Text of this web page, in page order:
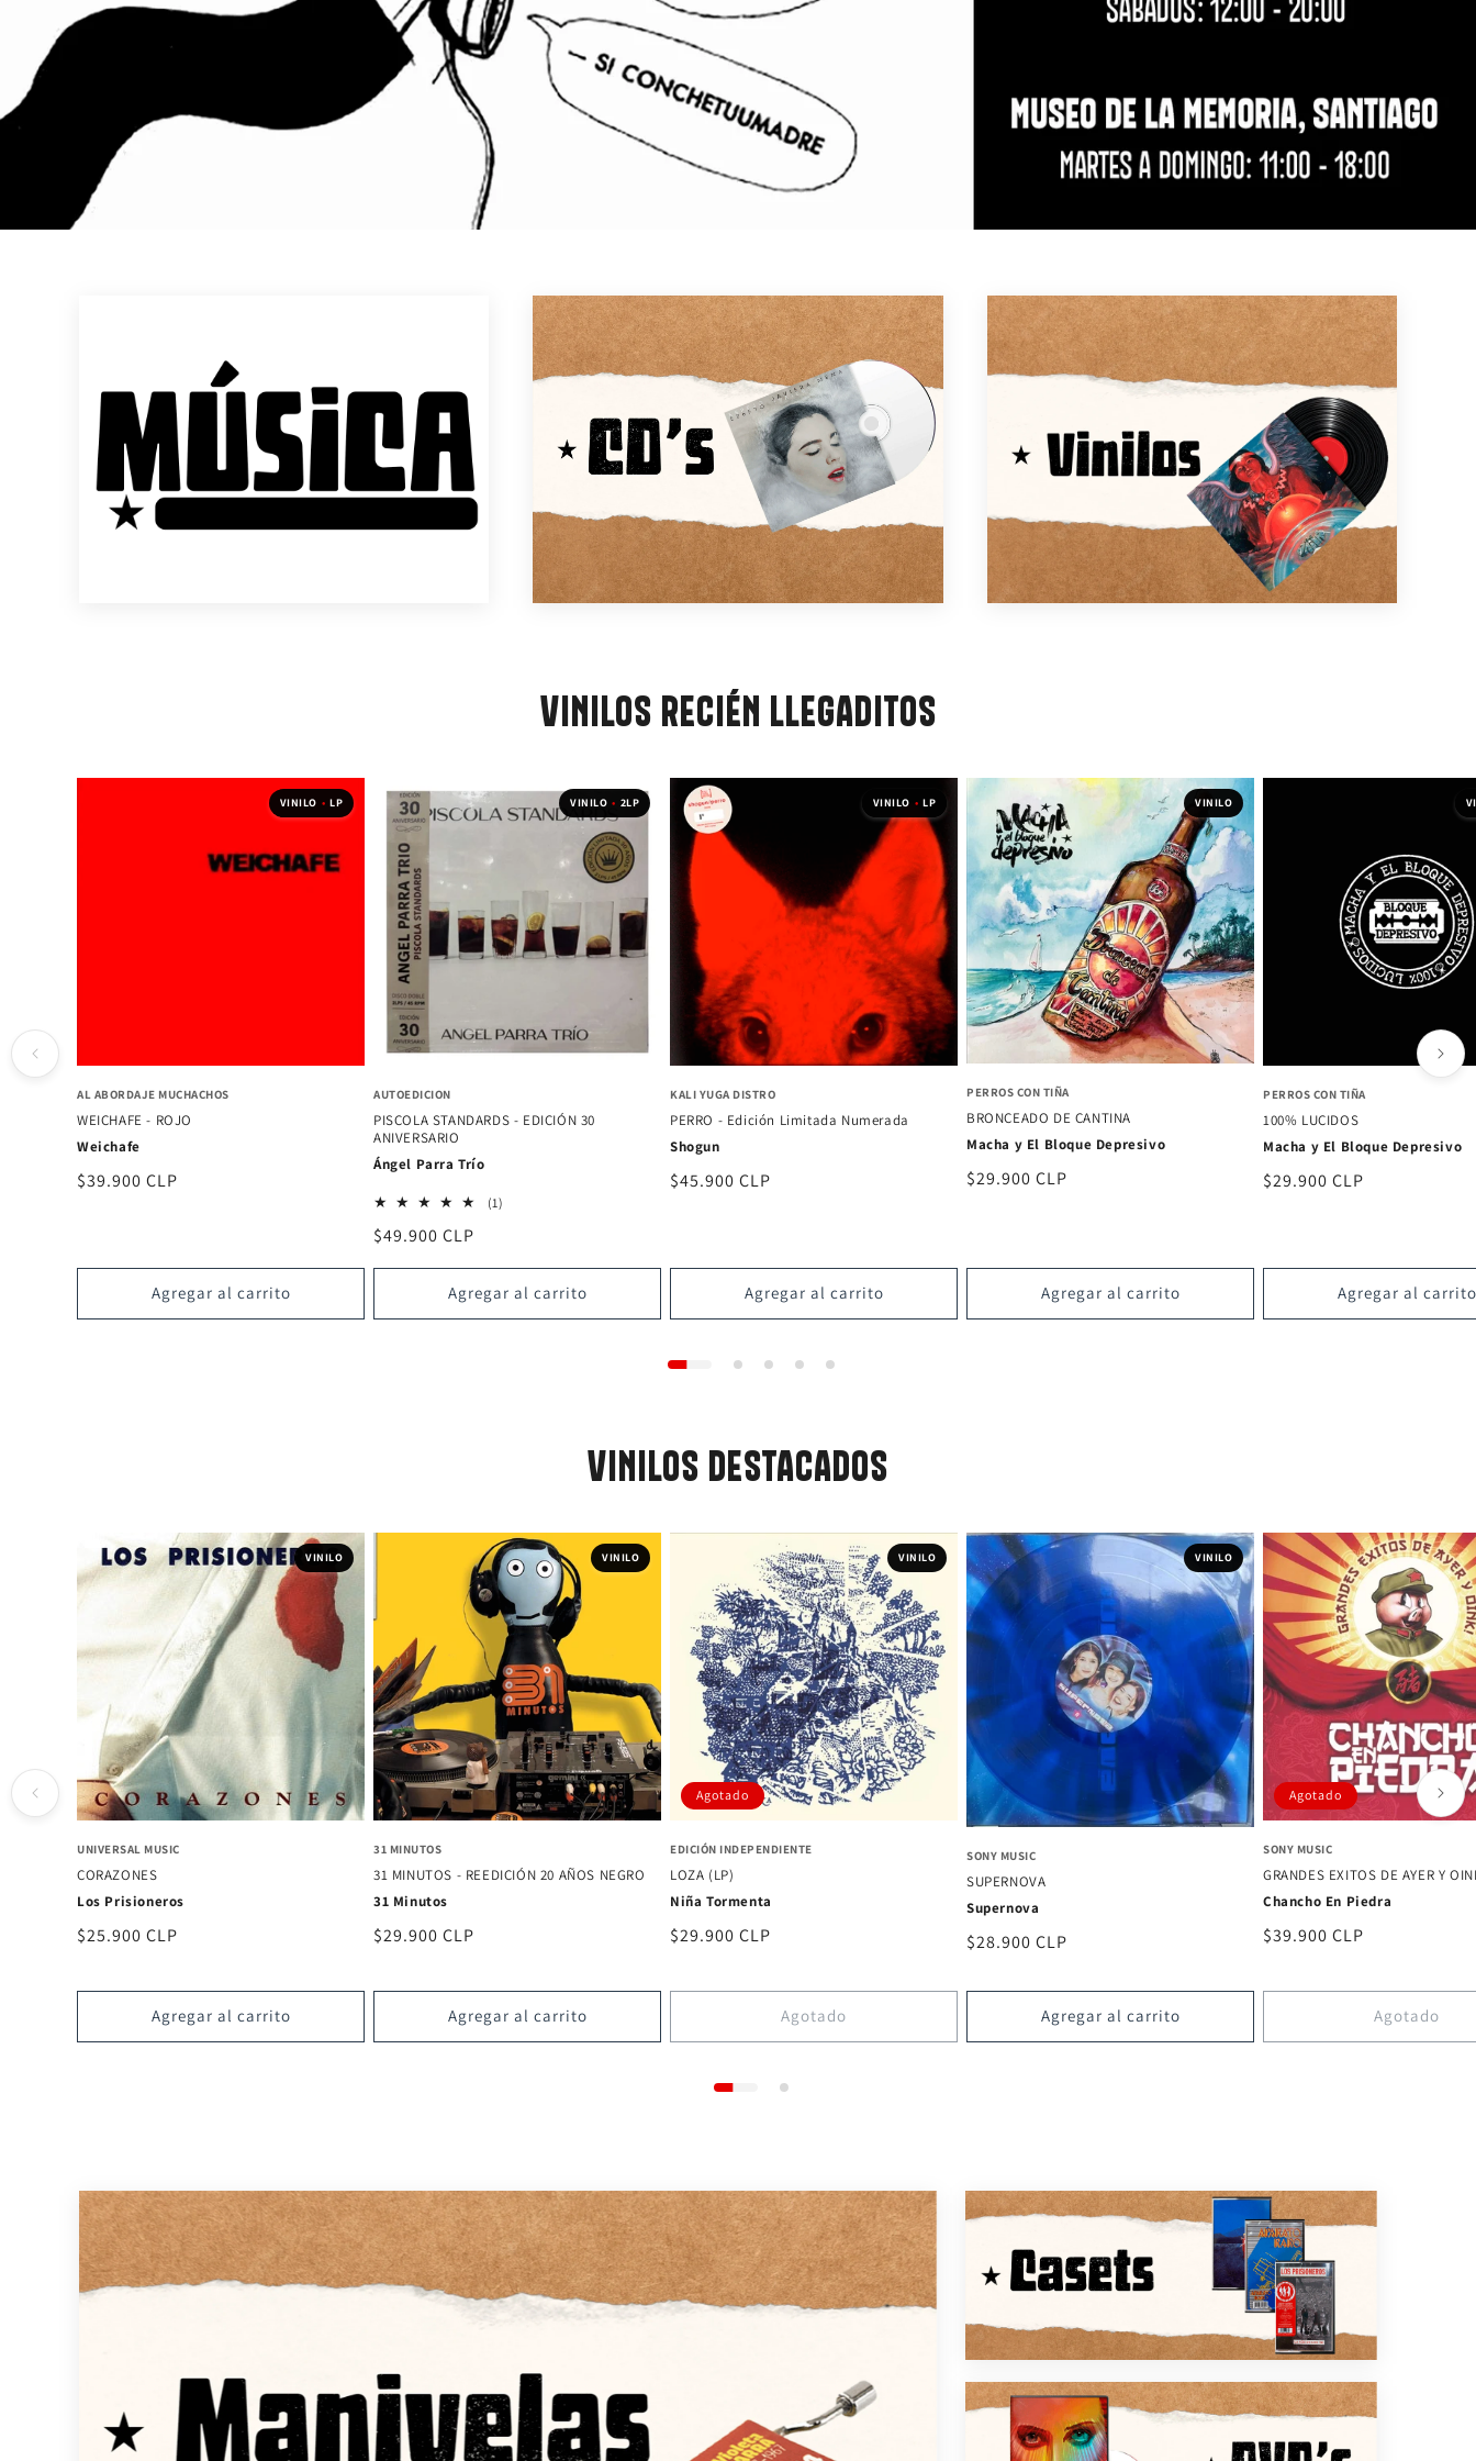
VINILOS RECIÉN LLEGADITOS
VINILO • LP
AL ABORDAJE MUCHACHOS
WEICHAFE - ROJO
Weichafe
Precio
$39.900 CLP
Agregar al carrito
VINILO • 2LP
AUTOEDICION
PISCOLA STANDARDS - EDICIÓN 30
ANIVERSARIO
Ángel Parra Trío
(1)
Precio
$49.900 CLP
Agregar al carrito
VINILO • LP
KALI YUGA DISTRO
PERRO - Edición Limitada Numerada
Shogun
Precio
$45.900 CLP
Agregar al carrito
VINILO
PERROS CON TIÑA
BRONCEADO DE CANTINA
Macha y El Bloque Depresivo
Precio
$29.900 CLP
Agregar al carrito
PERROS CON TIÑA
100% LUCIDOS
Macha y El Bloque Depresivo
Precio
$29.900 CLP
Agregar al carrito
VINILOS DESTACADOS
VINILO
UNIVERSAL MUSIC
CORAZONES
Los Prisioneros
Precio
$25.900 CLP
Agregar al carrito
VINILO
31 MINUTOS
31 MINUTOS - REEDICIÓN 20 AÑOS NEGRO
31 Minutos
Precio
$29.900 CLP
Agregar al carrito
VINILO
Agotado
EDICIÓN INDEPENDIENTE
LOZA (LP)
Niña Tormenta
Precio
$29.900 CLP
Agotado
VINILO
SONY MUSIC
SUPERNOVA
Supernova
Precio
$28.900 CLP
Agregar al carrito
Agotado
SONY MUSIC
GRANDES EXITOS DE AYER Y
Chancho En Piedra
Precio
$39.900 CLP
Agotado